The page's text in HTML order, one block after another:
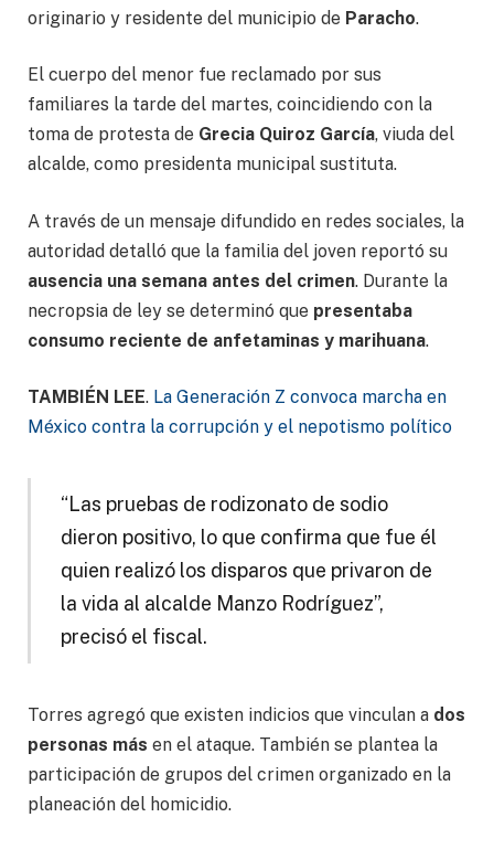
originario y residente del municipio de Paracho.
El cuerpo del menor fue reclamado por sus
familiares la tarde del martes, coincidiendo con la
toma de protesta de Grecia Quiroz García, viuda del
alcalde, como presidenta municipal sustituta.
A través de un mensaje difundido en redes sociales, la
autoridad detalló que la familia del joven reportó su
ausencia una semana antes del crimen. Durante la
necropsia de ley se determinó que presentaba
consumo reciente de anfetaminas y marihuana.
TAMBIÉN LEE. La Generación Z convoca marcha en
México contra la corrupción y el nepotismo político
“Las pruebas de rodizonato de sodio
dieron positivo, lo que confirma que fue él
quien realizó los disparos que privaron de
la vida al alcalde Manzo Rodríguez”,
precisó el fiscal.
Torres agregó que existen indicios que vinculan a dos
personas más en el ataque. También se plantea la
participación de grupos del crimen organizado en la
planeación del homicidio.